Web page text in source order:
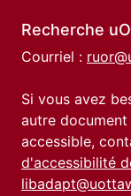
Recherche uO
Courriel :
Si vous avez
autre document
accessible,
d'accessibilité